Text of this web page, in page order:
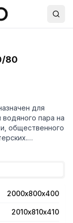
80
для
пара на
общественного
корпуса и
легко
2000х800х400
2010х810х410